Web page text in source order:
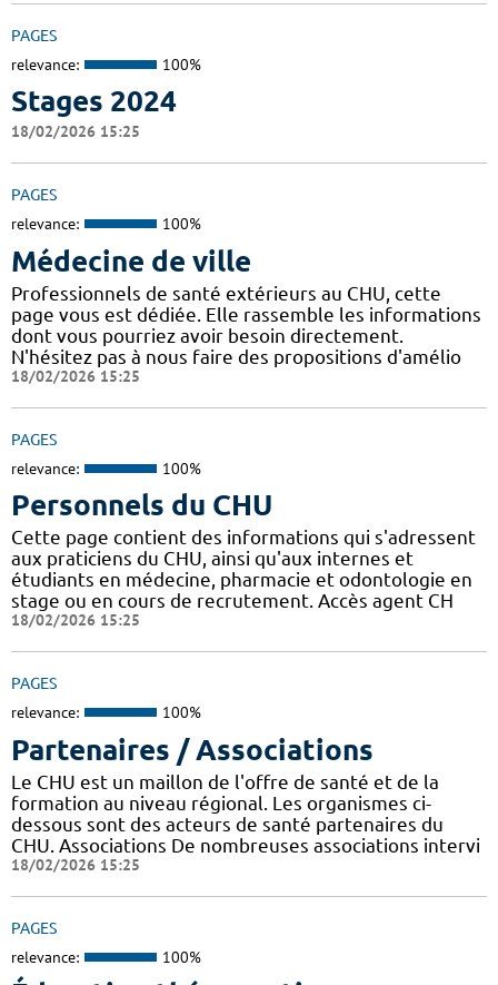
PAGES
relevance: 100%
Stages 2024
18/02/2026 15:25
PAGES
relevance: 100%
Médecine de ville
Professionnels de santé extérieurs au CHU, cette
page vous est dédiée. Elle rassemble les informations
dont vous pourriez avoir besoin directement.
N'hésitez pas à nous faire des propositions d'amélio
18/02/2026 15:25
PAGES
relevance: 100%
Personnels du CHU
Cette page contient des informations qui s'adressent
aux praticiens du CHU, ainsi qu'aux internes et
étudiants en médecine, pharmacie et odontologie en
stage ou en cours de recrutement. Accès agent CH
18/02/2026 15:25
PAGES
relevance: 100%
Partenaires / Associations
Le CHU est un maillon de l'offre de santé et de la
formation au niveau régional. Les organismes ci-
dessous sont des acteurs de santé partenaires du
CHU. Associations De nombreuses associations intervi
18/02/2026 15:25
PAGES
relevance: 100%